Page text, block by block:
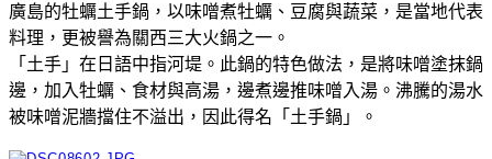
廣島的牡蠣土手鍋，以味噌煮牡蠣、豆腐與蔬菜，是當地代表
料理，更被譽為關西三大火鍋之一。
「土手」在日語中指河堤。此鍋的特色做法，是將味噌塗抹鍋
邊，加入牡蠣、食材與高湯，邊煮邊推味噌入湯。沸騰的湯水
被味噌泥牆擋住不溢出，因此得名「土手鍋」。